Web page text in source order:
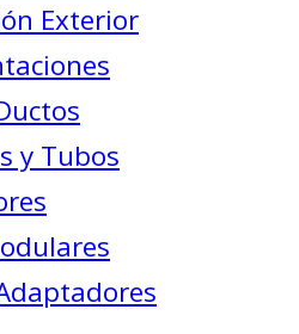
Exterior
y Tubos